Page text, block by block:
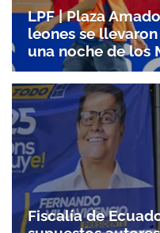
LPF | Plaza
leones se
una noche de los
Fiscalía de